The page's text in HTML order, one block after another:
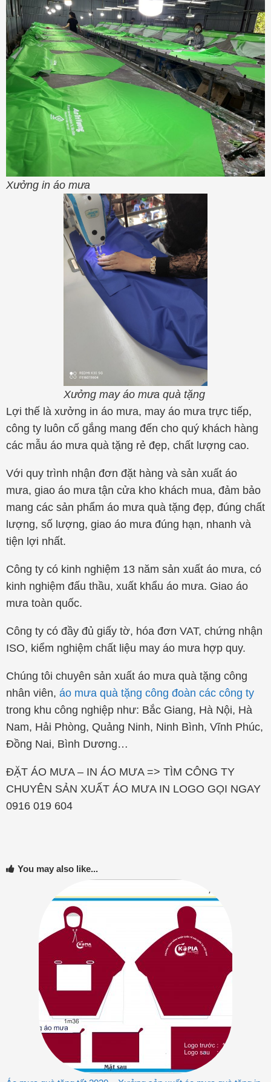
Xưởng in áo mưa
Xưởng may áo mưa quà tặng
Lợi thế là xưởng in áo mưa, may áo mưa trực tiếp,
công ty luôn cố gắng mang đến cho quý khách hàng
các mẫu áo mưa quà tặng rẻ đẹp, chất lượng cao.
Với quy trình nhận đơn đặt hàng và sản xuất áo
mưa, giao áo mưa tận cửa kho khách mua, đảm bảo
mang các sản phẩm áo mưa quà tặng đẹp, đúng chất
lượng, số lượng, giao áo mưa đúng hạn, nhanh và
tiện lợi nhất.
Công ty có kinh nghiệm 13 năm sản xuất áo mưa, có
kinh nghiệm đấu thầu, xuất khẩu áo mưa. Giao áo
mưa toàn quốc.
Công ty có đầy đủ giấy tờ, hóa đơn VAT, chứng nhận
ISO, kiểm nghiệm chất liệu may áo mưa hợp quy.
Chúng tôi chuyên sản xuất áo mưa quà tặng công
nhân viên, áo mưa quà tặng công đoàn các công ty
trong khu công nghiệp như: Bắc Giang, Hà Nội, Hà
Nam, Hải Phòng, Quảng Ninh, Ninh Bình, Vĩnh Phúc,
Đồng Nai, Bình Dương…
ĐẶT ÁO MƯA – IN ÁO MƯA => TÌM CÔNG TY
CHUYÊN SẢN XUẤT ÁO MƯA IN LOGO GỌI NGAY
0916 019 604
You may also like...